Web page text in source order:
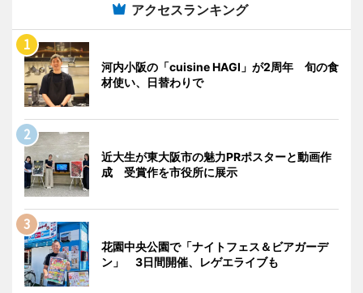
アクセスランキング
河内小阪の「cuisine HAGI」が2周年 旬の食
材使い、日替わりで
近大生が東大阪市の魅力PRポスターと動画作
成 受賞作を市役所に展示
花園中央公園で「ナイトフェス＆ビアガーデ
ン」 3日間開催、レゲエライブも